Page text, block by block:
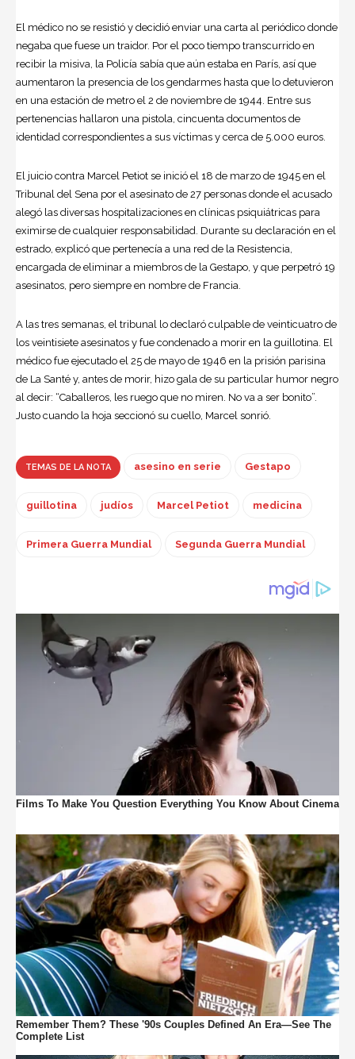
El médico no se resistió y decidió enviar una carta al periódico donde
negaba que fuese un traidor. Por el poco tiempo transcurrido en
recibir la misiva, la Policía sabía que aún estaba en París, así que
aumentaron la presencia de los gendarmes hasta que lo detuvieron
en una estación de metro el 2 de noviembre de 1944. Entre sus
pertenencias hallaron una pistola, cincuenta documentos de
identidad correspondientes a sus víctimas y cerca de 5.000 euros.
El juicio contra Marcel Petiot se inició el 18 de marzo de 1945 en el
Tribunal del Sena por el asesinato de 27 personas donde el acusado
alegó las diversas hospitalizaciones en clínicas psiquiátricas para
eximirse de cualquier responsabilidad. Durante su declaración en el
estrado, explicó que pertenecía a una red de la Resistencia,
encargada de eliminar a miembros de la Gestapo, y que perpetró 19
asesinatos, pero siempre en nombre de Francia.
A las tres semanas, el tribunal lo declaró culpable de veinticuatro de
los veintisiete asesinatos y fue condenado a morir en la guillotina . El
médico fue ejecutado el 25 de mayo de 1946 en la prisión parisina
de La Santé y, antes de morir, hizo gala de su particular humor negro
al decir: “Caballeros, les ruego que no miren. No va a ser bonito”.
Justo cuando la hoja seccionó su cuello, Marcel sonrió.
TEMAS DE LA NOTA asesino en serie Gestapo
guillotina judíos Marcel Petiot medicina
Primera Guerra Mundial Segunda Guerra Mundial